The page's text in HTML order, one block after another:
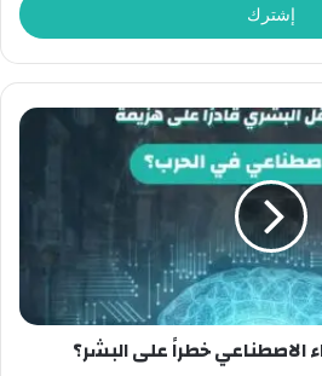
خطراً على البشر؟